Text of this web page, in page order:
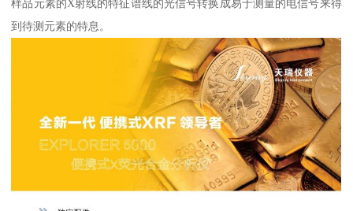
样品元素的X射线的特征谱线的光信号转换成易于测量的电信号来得
到待测元素的特息。